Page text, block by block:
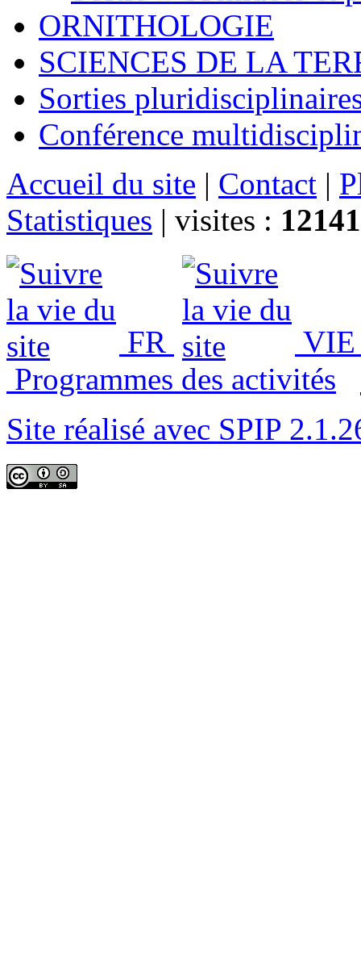
ORNITHOLOGIE
SCIENCES DE LA
Sorties
Conférence
Accueil du site | Contact |
Statistiques | visites :
FR
VIE
Programmes des activités
Site réalisé avec SPIP